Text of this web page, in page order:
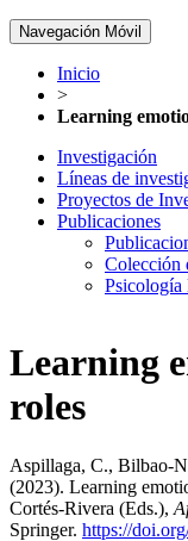
Navegación Móvil
Inicio
>
Learning
Investigación
Líneas de
Proyectos de
Publicaciones
Colección
Psicología
Learning
roles
Aspillaga, C., Bilbao-
(2023). Learning
Cortés-Rivera (Eds.),
Springer. https://